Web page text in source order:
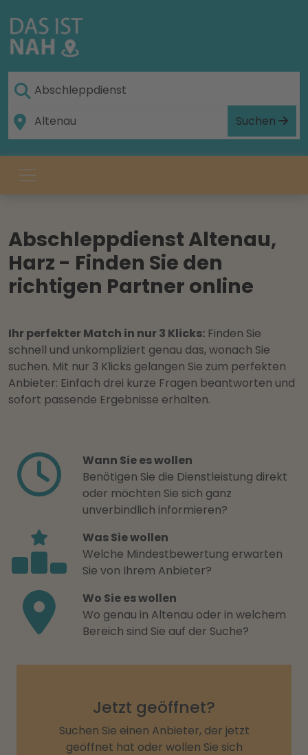
Suchen
Abschleppdienst Altenau,
Harz - Finden Sie den
richtigen Partner online
Ihr perfekter Match in nur 3 Klicks: Finden Sie
schnell und unkompliziert genau das, wonach Sie
suchen. Mit nur 3 Klicks gelangen Sie zum perfekten
Anbieter: Einfach drei kurze Fragen beantworten und
sofort passende Ergebnisse erhalten.
Wann Sie es wollen
Benötigen Sie die Dienstleistung direkt
oder möchten Sie sich ganz
unverbindlich informieren?
Was Sie wollen
Welche Mindestbewertung erwarten
Sie von Ihrem Anbieter?
Wo Sie es wollen
Wo genau in Altenau oder in welchem
Bereich sind Sie auf der Suche?
Jetzt geöffnet?
Suchen Sie einen Anbieter, der jetzt
geöffnet hat oder wollen Sie sich